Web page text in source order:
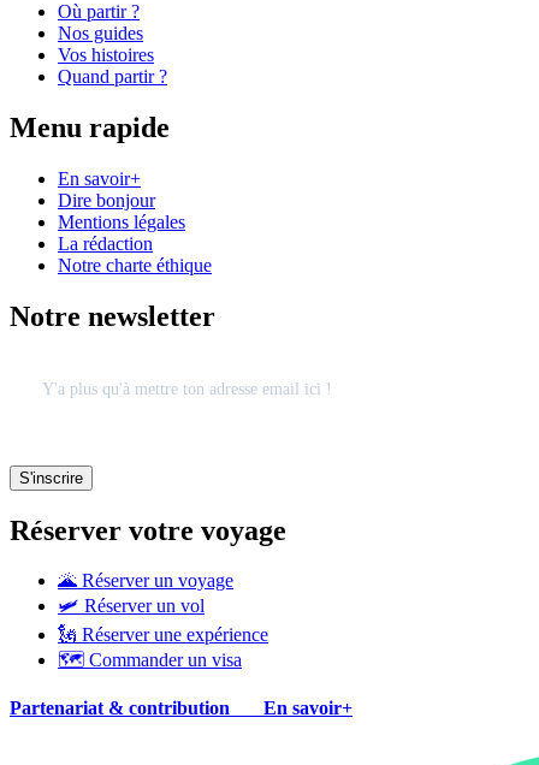
Où partir ?
Nos guides
Vos histoires
Quand partir ?
Menu rapide
En savoir+
Dire bonjour
Mentions légales
La rédaction
Notre charte éthique
Notre newsletter
Réserver votre voyage
🌋 Réserver un voyage
🛩 Réserver un vol
🗽 Réserver une expérience
🗺 Commander un visa
Partenariat & contribution En savoir+